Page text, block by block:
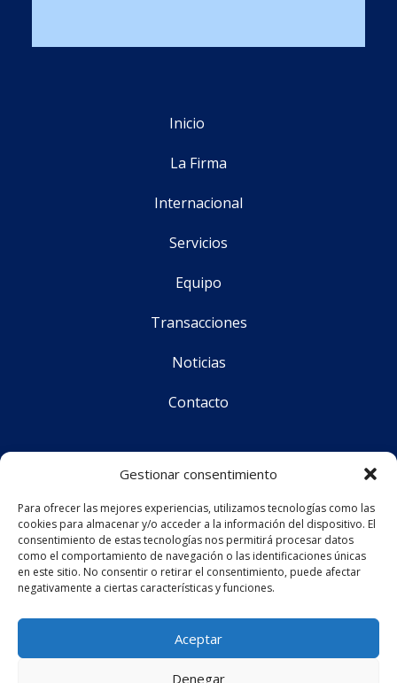
Gestionar consentimiento
Para ofrecer las mejores experiencias, utilizamos tecnologías como las
cookies para almacenar y/o acceder a la información del dispositivo. El
consentimiento de estas tecnologías nos permitirá procesar datos
como el comportamiento de navegación o las identificaciones únicas
en este sitio. No consentir o retirar el consentimiento, puede afectar
negativamente a ciertas características y funciones.
Aceptar
Denegar
Inicio
La Firma
Internacional
Servicios
Equipo
Transacciones
Noticias
Contacto
CS Corporate Advisors © 2025
Aviso legal
Política de privacidad
Política de cookies (UE)